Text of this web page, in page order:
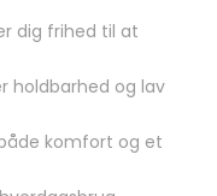
dig frihed til at
holdbarhed og lav
komfort og et